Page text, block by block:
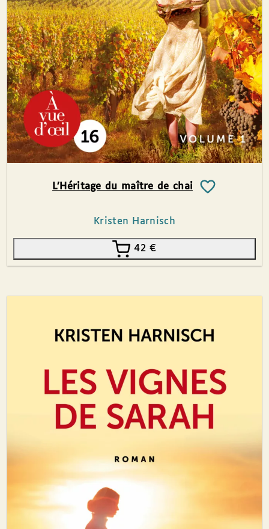
L’Héritage du maître de chai
Kristen Harnisch
42€